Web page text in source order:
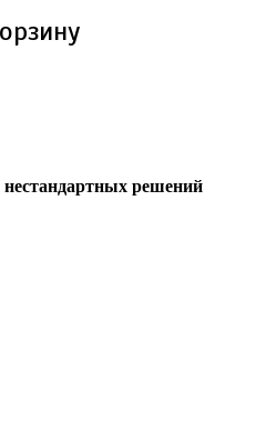
нестандартных решений